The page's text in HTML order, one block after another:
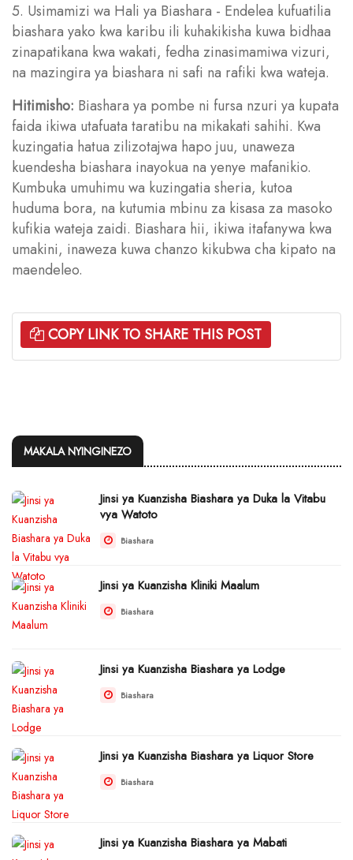
5. Usimamizi wa Hali ya Biashara - Endelea kufuatilia
biashara yako kwa karibu ili kuhakikisha kuwa bidhaa
zinapatikana kwa wakati, fedha zinasimamiwa vizuri,
na mazingira ya biashara ni safi na rafiki kwa wateja.
Hitimisho: Biashara ya pombe ni fursa nzuri ya kupata
faida ikiwa utafuata taratibu na mikakati sahihi. Kwa
kuzingatia hatua zilizotajwa hapo juu, unaweza
kuendesha biashara inayokua na yenye mafanikio.
Kumbuka umuhimu wa kuzingatia sheria, kutoa
huduma bora, na kutumia mbinu za kisasa za masoko
kufikia wateja zaidi. Biashara hii, ikiwa itafanywa kwa
umakini, inaweza kuwa chanzo kikubwa cha kipato na
maendeleo.
COPY LINK TO SHARE THIS POST
MAKALA NYINGINEZO
Jinsi ya Kuanzisha Biashara ya Duka la Vitabu
vya Watoto
Biashara
Jinsi ya Kuanzisha Kliniki Maalum
Biashara
Jinsi ya Kuanzisha Biashara ya Lodge
Biashara
Jinsi ya Kuanzisha Biashara ya Liquor Store
Biashara
Jinsi ya Kuanzisha Biashara ya Mabati